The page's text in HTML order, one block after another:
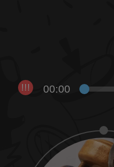
!!! 00:00